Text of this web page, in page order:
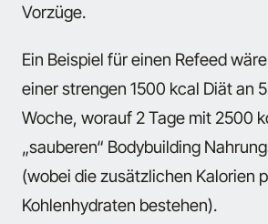
Vorzüge.
Ein Beispiel für einen Refeed
einer strengen 1500 kcal Diät an
Woche, worauf 2 Tage mit 2500
„sauberen“ Bodybuilding
(wobei die zusätzlichen Kalorien
Kohlenhydraten bestehen).